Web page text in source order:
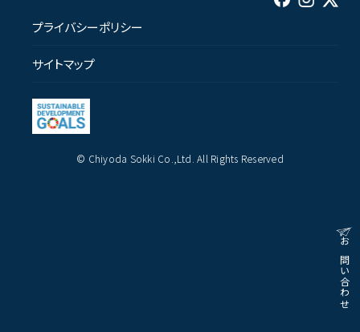
お問い合わせ
プライバシーポリシー
サイトマップ
© Chiyoda Sokki Co.,Ltd. All Rights Reserved